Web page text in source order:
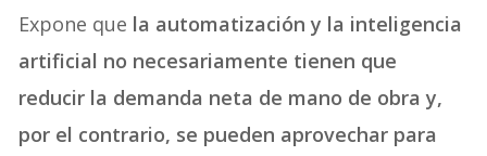
Expone que la automatización y la inteligencia
artificial no necesariamente tienen que
reducir la demanda neta de mano de obra y,
por el contrario, se pueden aprovechar para